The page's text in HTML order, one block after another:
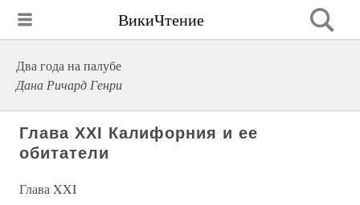
ВикиЧтение
Два года на палубе
Дана Ричард Генри
Глава XXI Калифорния и ее
обитатели
Глава XXI